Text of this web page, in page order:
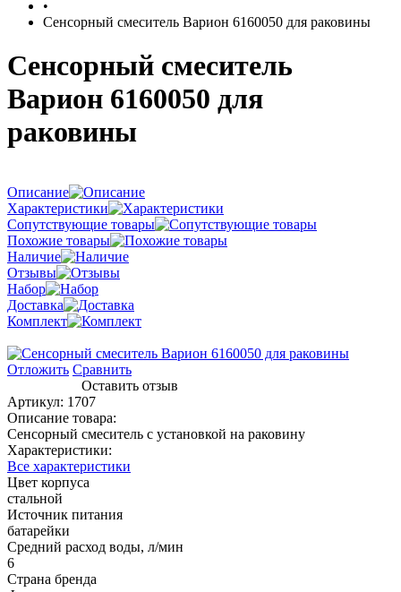
•
Сенсорный смеситель Варион 6160050 для раковины
Сенсорный смеситель
Варион 6160050 для
раковины
Описание
Характеристики
Сопутствующие товары
Похожие товары
Наличие
Отзывы
Набор
Доставка
Комплект
Отложить Сравнить
Оставить отзыв
Артикул: 1707
Описание товара:
Сенсорный смеситель с установкой на раковину
Характеристики:
Все характеристики
Цвет корпуса
стальной
Источник питания
батарейки
Средний расход воды, л/мин
6
Страна бренда